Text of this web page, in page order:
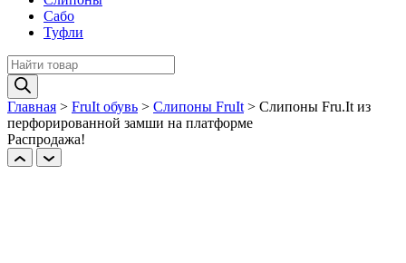
Сабо
Туфли
Поиск
товаров
Главная > FruIt обувь > Слипоны FruIt > Слипоны Fru.It из
перфорированной замши на платформе
Распродажа!